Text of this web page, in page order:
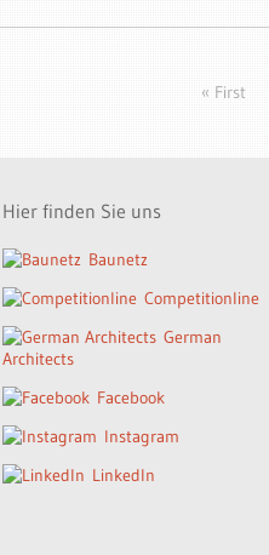
« First
Hier finden Sie uns
Baunetz
Competitionline
German
Architects
Facebook
Instagram
LinkedIn